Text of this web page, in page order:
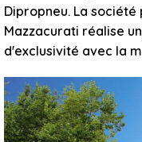
Dipropneu. La
Mazzacurati réalise
d'exclusivité avec la